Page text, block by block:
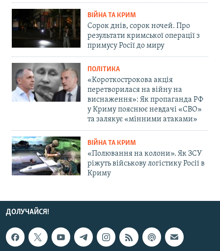
ВІЙНА ТА КРИМ
Сорок днів, сорок ночей. Про
результати кримської операції з
примусу Росії до миру
ПОЛІТИКА
«Короткострокова акція
перетворилася на війну на
виснаження»: Як пропаганда РФ
у Криму пояснює невдачі «СВО»
та залякує «мінними атаками»
ВІЙНА ТА КРИМ
«Полювання на колони». Як ЗСУ
ріжуть військову логістику Росії в
Криму
ДОЛУЧАЙСЯ!